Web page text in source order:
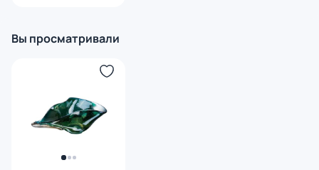
Вы просматривали